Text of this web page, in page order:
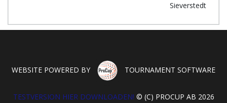
Sieverstedt
WEBSITE POWERED BY TOURNAMENT SOFTWARE
TESTVERSION HIER DOWNLOADEN! © (C) PROCUP AB 2026